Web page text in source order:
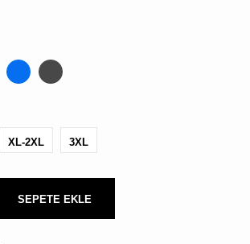
XL-2XL 3XL
SEPETE EKLE